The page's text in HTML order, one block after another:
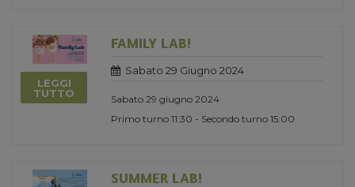
LEGGI
TUTTO
FAMILY LAB!
Sabato 29 Giugno 2024
Sabato 29 giugno 2024
Primo turno 11:30 - Secondo turno 15:00
SUMMER LAB!